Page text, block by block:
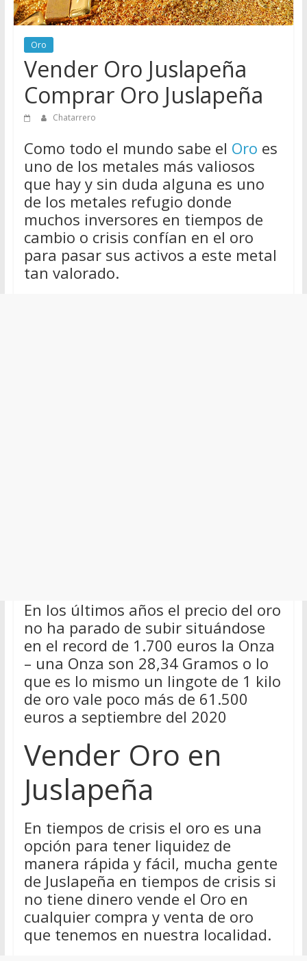
de
Chatarreros
para
vender
Chatarra
Oro
Vender Oro Juslapeña
Comprar Oro Juslapeña
Chatarrero
Como todo el mundo sabe el Oro es
uno de los metales más valiosos
que hay y sin duda alguna es uno
de los metales refugio donde
muchos inversores en tiempos de
cambio o crisis confían en el oro
para pasar sus activos a este metal
tan valorado.
En los últimos años el precio del oro
no ha parado de subir situándose
en el record de 1.700 euros la Onza
– una Onza son 28,34 Gramos o lo
que es lo mismo un lingote de 1 kilo
de oro vale poco más de 61.500
euros a septiembre del 2020
Vender Oro en
Juslapeña
En tiempos de crisis el oro es una
opción para tener liquidez de
manera rápida y fácil, mucha gente
de Juslapeña en tiempos de crisis si
no tiene dinero vende el Oro en
cualquier compra y venta de oro
que tenemos en nuestra localidad.